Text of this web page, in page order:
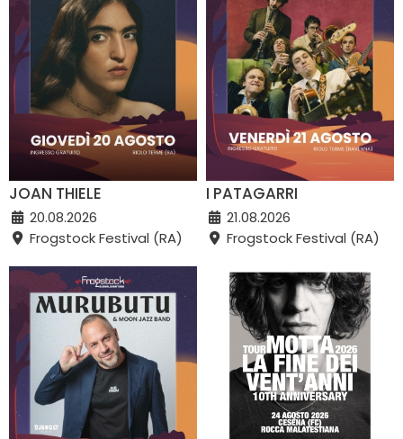
JOAN THIELE
20.08.2026
Frogstock Festival (RA)
I PATAGARRI
21.08.2026
Frogstock Festival (RA)